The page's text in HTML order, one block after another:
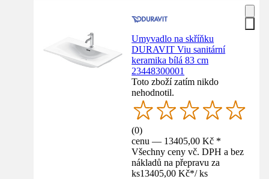
Umyvadlo na skříňku
DURAVIT Viu sanitární
keramika bílá 83 cm
23448300001
Toto zboží zatím nikdo
nehodnotil.
(0)
cenu — 13405,00 Kč *
Všechny ceny vč. DPH a bez
nákladů na přepravu za
ks13405,00 Kč*/ ks